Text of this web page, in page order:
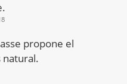
propone el
natural.